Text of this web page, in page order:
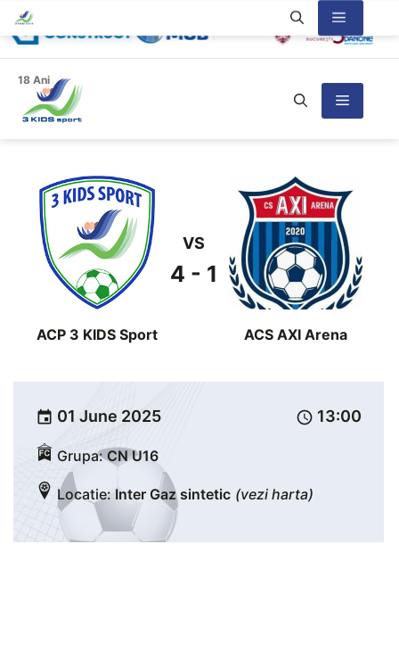
Sari
la
conținut
18 Ani
Meniu
Meniu
ACP 3 KIDS Sport
VS
4 - 1
ACS AXI Arena
event 01 June 2025 schedule 13:00
Grupa:CN U16
Locatie: Inter Gaz sintetic (vezi harta)